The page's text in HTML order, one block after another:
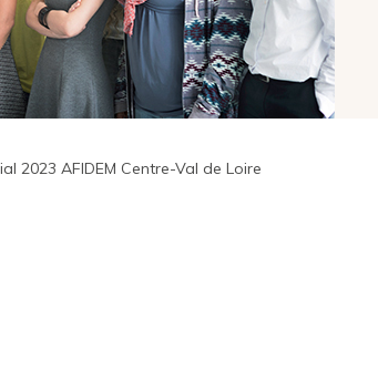
2023 AFIDEM Centre-Val de Loire